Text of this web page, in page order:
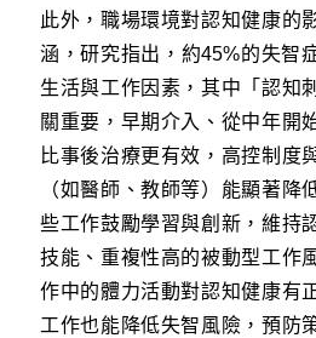
此外，職場環境對認知健康的
涵，研究指出，約45%的失智
生活與工作因素，其中「認知
關重要，早期介入、從中年開
比事後治療更有效，高控制度
（如醫師、教師等）能顯著降
些工作鼓勵學習與創新，維持
技能、重複性高的被動型工作
作中的體力活動對認知健康有
工作也能降低失智風險，預防